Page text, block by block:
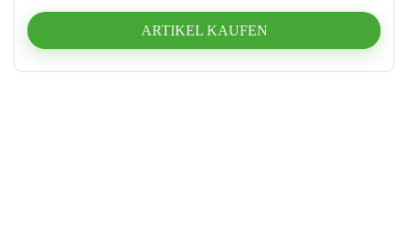
ARTIKEL KAUFEN